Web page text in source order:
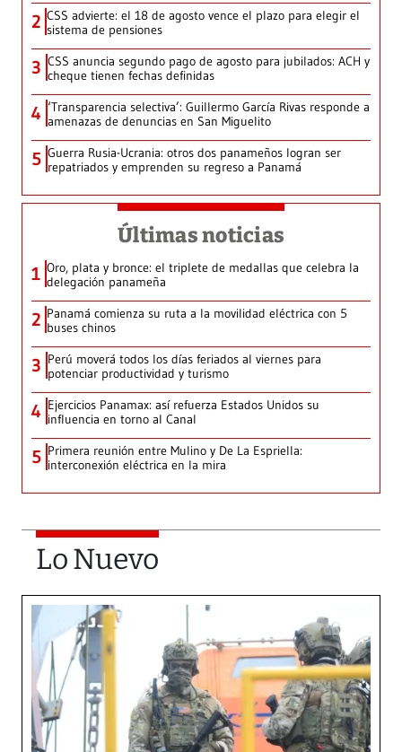
2 CSS advierte: el 18 de agosto vence el plazo para elegir el
sistema de pensiones
3 CSS anuncia segundo pago de agosto para jubilados: ACH y
cheque tienen fechas definidas
4 ‘Transparencia selectiva’: Guillermo García Rivas responde a
amenazas de denuncias en San Miguelito
5 Guerra Rusia-Ucrania: otros dos panameños logran ser
repatriados y emprenden su regreso a Panamá
Últimas noticias
1 Oro, plata y bronce: el triplete de medallas que celebra la
delegación panameña
2 Panamá comienza su ruta a la movilidad eléctrica con 5
buses chinos
3 Perú moverá todos los días feriados al viernes para
potenciar productividad y turismo
4 Ejercicios Panamax: así refuerza Estados Unidos su
influencia en torno al Canal
5 Primera reunión entre Mulino y De La Espriella:
interconexión eléctrica en la mira
Lo Nuevo